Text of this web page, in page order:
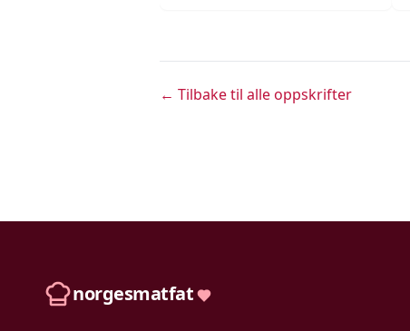
← Tilbake til alle oppskrifter
norgesmatfat